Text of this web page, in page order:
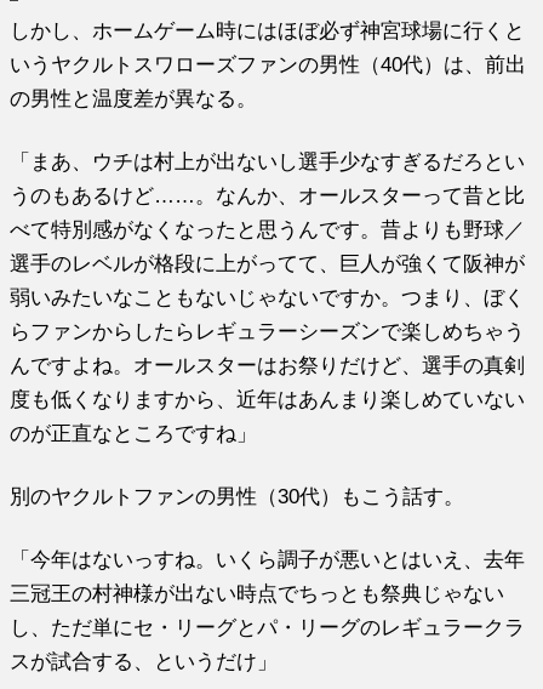
しかし、ホームゲーム時にはほぼ必ず神宮球場に行くと
いうヤクルトスワローズファンの男性（40代）は、前出
の男性と温度差が異なる。
「まあ、ウチは村上が出ないし選手少なすぎるだろとい
うのもあるけど……。なんか、オールスターって昔と比
べて特別感がなくなったと思うんです。昔よりも野球／
選手のレベルが格段に上がってて、巨人が強くて阪神が
弱いみたいなこともないじゃないですか。つまり、ぼく
らファンからしたらレギュラーシーズンで楽しめちゃう
んですよね。オールスターはお祭りだけど、選手の真剣
度も低くなりますから、近年はあんまり楽しめていない
のが正直なところですね」
別のヤクルトファンの男性（30代）もこう話す。
「今年はないっすね。いくら調子が悪いとはいえ、去年
三冠王の村神様が出ない時点でちっとも祭典じゃない
し、ただ単にセ・リーグとパ・リーグのレギュラークラ
スが試合する、というだけ」